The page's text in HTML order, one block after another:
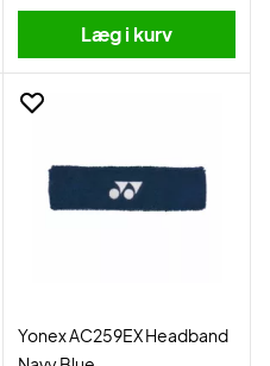
Læg i kurv
Yonex AC259EX Headband